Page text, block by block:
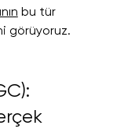
bu tür
görüyoruz.